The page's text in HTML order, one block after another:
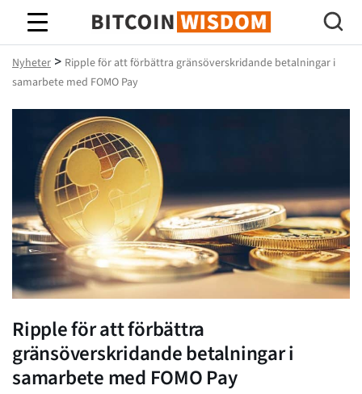
Bitcoin Wisdom
Nyheter > Ripple för att förbättra gränsöverskridande betalningar i
samarbete med FOMO Pay
Ripple för att förbättra
gränsöverskridande betalningar i
samarbete med FOMO Pay